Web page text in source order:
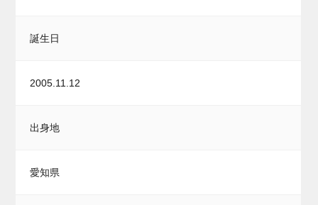
誕生日
2005.11.12
出身地
愛知県